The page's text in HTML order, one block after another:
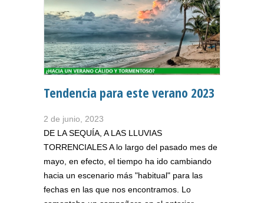
Tendencia para este verano 2023
2 de junio, 2023
DE LA SEQUÍA, A LAS LLUVIAS
TORRENCIALES A lo largo del pasado mes de
mayo, en efecto, el tiempo ha ido cambiando
hacia un escenario más "habitual" para las
fechas en las que nos encontramos. Lo